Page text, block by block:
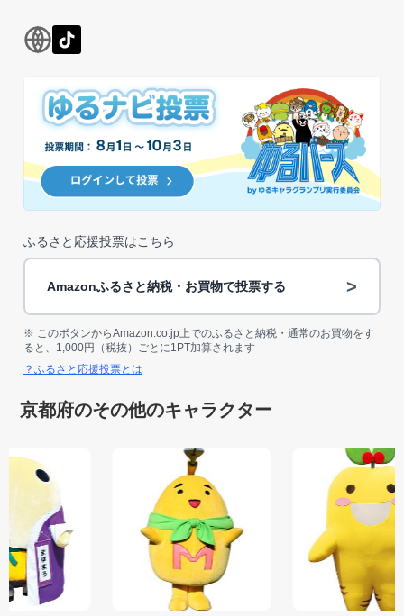
ふるさと応援投票はこちら
Amazonふるさと納税・お買物で投票する >
※ このボタンからAmazon.co.jp上でのふるさと納税・通常のお買物をす
ると、1,000円（税抜）ごとに1PT加算されます
？ふるさと応援投票とは
京都府のその他のキャラクター